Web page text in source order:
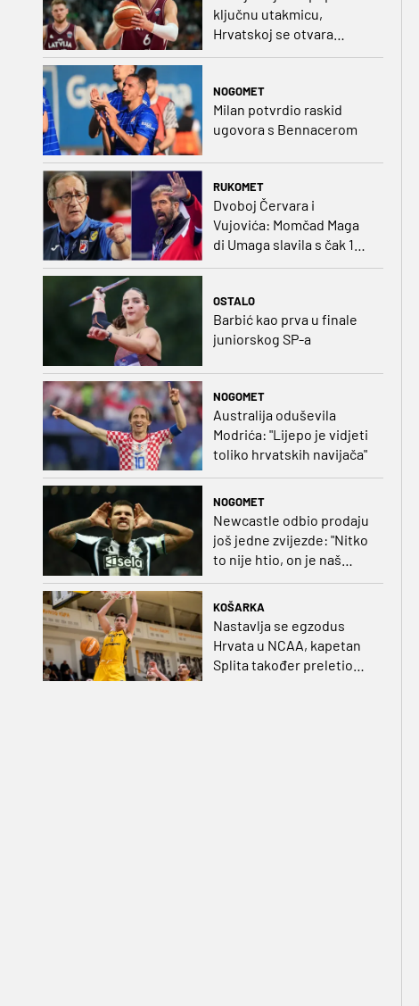
ključnu utakmicu,
Hrvatskoj se otvara
velika prilika
NOGOMET
Milan potvrdio raskid
ugovora s Bennacerom
RUKOMET
Dvoboj Červara i
Vujovića: Momčad Maga
di Umaga slavila s čak 12
OSTALO
Barbić kao prva u finale
juniorskog SP-a
NOGOMET
Australija oduševila
Modrića: "Lijepo je vidjeti
toliko hrvatskih navijača"
NOGOMET
Newcastle odbio prodaju
još jedne zvijezde: "Nitko
to nije htio, on je naš
KOŠARKA
Nastavlja se egzodus
Hrvata u NCAA, kapetan
Splita također preletio